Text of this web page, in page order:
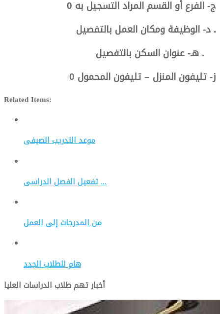
ج- الفرع أو القسم المراد التسجيل به 0
د- الوظيفة ومكان العمل بالتفصيل .
هـ- عنوان السكن بالتفصيل .
ز- تليفون المنزل – تليفون المحمول 0
Related Items:
موعد التدريب الصيفى
تفعيل الفصل الدراسى ...
من المدرجات إلى العمل
هام للطلاب الجدد
أخبار تهم طلاب الدراسات العليا